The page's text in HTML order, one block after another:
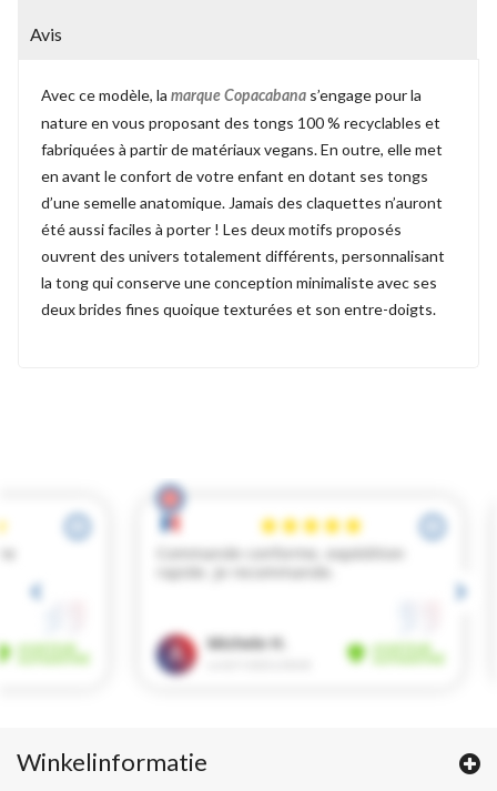
Avis
Avec ce modèle, la marque Copacabana s’engage pour la
nature en vous proposant des tongs 100 % recyclables et
fabriquées à partir de matériaux vegans. En outre, elle met
en avant le confort de votre enfant en dotant ses tongs
d’une semelle anatomique. Jamais des claquettes n’auront
été aussi faciles à porter ! Les deux motifs proposés
ouvrent des univers totalement différents, personnalisant
la tong qui conserve une conception minimaliste avec ses
deux brides fines quoique texturées et son entre-doigts.
Winkelinformatie